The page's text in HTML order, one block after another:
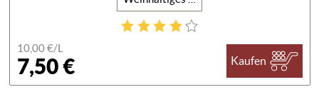
10,00 €/L
7,50 € Kaufen